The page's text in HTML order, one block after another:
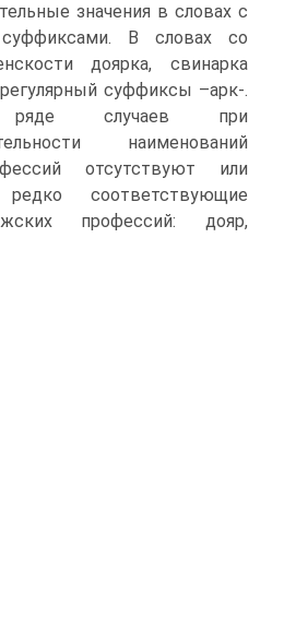
значения в словах с
В словах со
доярка, свинарка
суффиксы –арк-.
случаев при
наименований
отсутствуют или
редко соответствующие
профессий: дояр,